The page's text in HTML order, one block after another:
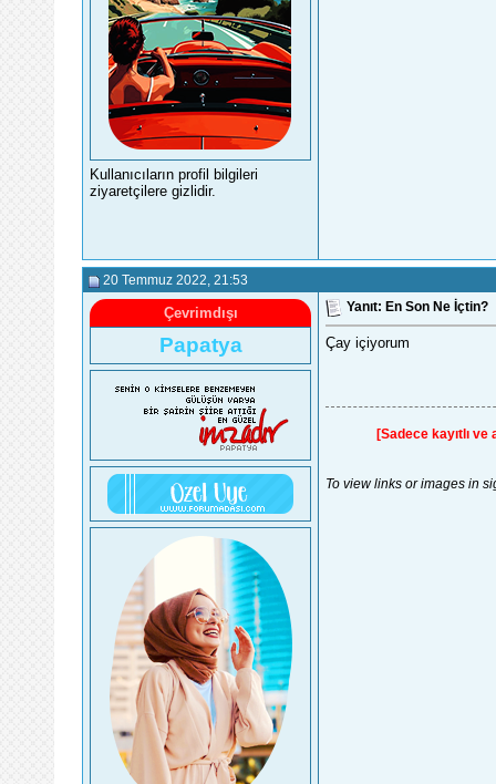
Kullanıcıların profil bilgileri
ziyaretçilere gizlidir.
20 Temmuz 2022 , 21:53
Çevrimdışı
Papatya
Yanıt: En Son Ne İçtin?
Çay içiyorum
[Sadece kayıtlı ve
To view links or images in